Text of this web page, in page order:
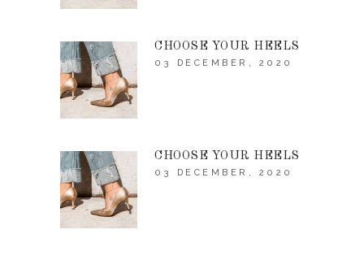
CHOOSE YOUR HEELS
03 DECEMBER, 2020
CHOOSE YOUR HEELS
03 DECEMBER, 2020